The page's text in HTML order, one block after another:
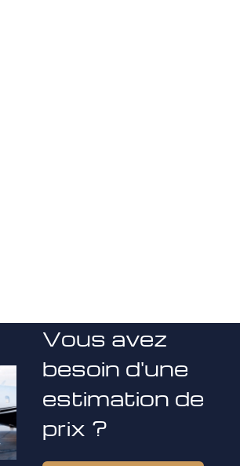
Vous avez
besoin d'une
estimation de
prix ?